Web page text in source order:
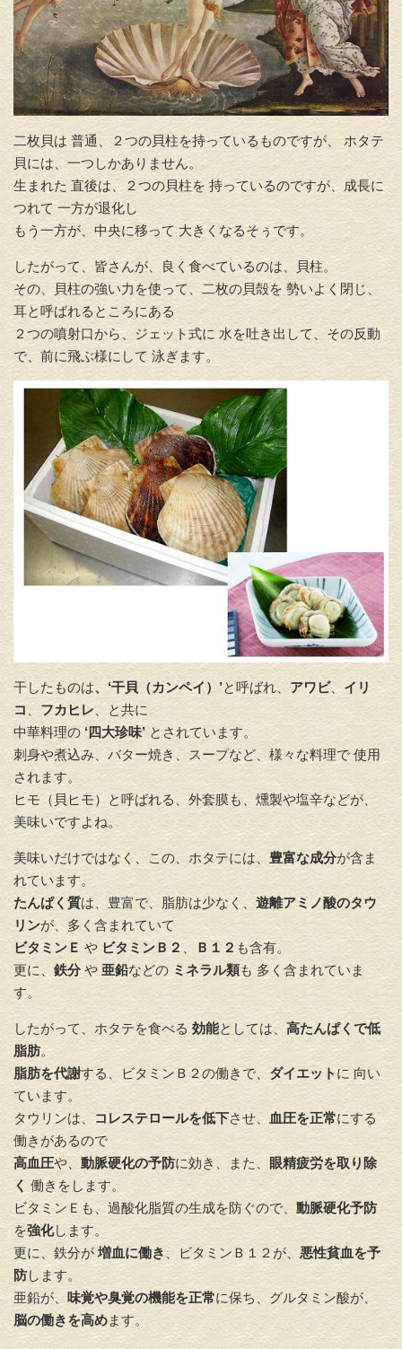
二枚貝は 普通、２つの貝柱を持っているものですが、 ホタテ
貝には、一つしかありません。
生まれた 直後は、２つの貝柱を 持っているのですが、成長に
つれて 一方が退化し
もう一方が、中央に移って 大きくなるそぅです。
したがって、皆さんが、良く食べているのは、貝柱。
その、貝柱の強い力を使って、二枚の貝殻を 勢いよく閉じ、
耳と呼ばれるところにある
２つの噴射口から、ジェット式に 水を吐き出して、その反動
で、前に飛ぶ様にして 泳ぎます。
干したものは、‘干貝（カンペイ）’と呼ばれ、 アワビ、 イリ
コ、 フカヒレ 、と共に
中華料理の ‘四大珍味’ とされています。
刺身や煮込み、バター焼き、スープなど、様々な料理で 使用
されます。
ヒモ（貝ヒモ）と呼ばれる、外套膜も、燻製や塩辛などが、
美味いですよね。
美味いだけではなく、この、ホタテには、 豊富な成分が含ま
れています。
たんぱく質は、豊富で、脂肪は少なく、 遊離アミノ酸のタウ
リンが、多く含まれていて
ビタミンＥ や ビタミンＢ２ 、 Ｂ１２ も含有。
更に、 鉄分 や 亜鉛などの ミネラル類も 多く含まれていま
す。
したがって、ホタテを食べる効能としては、 高たんぱくで低
脂肪。
脂肪を代謝する、ビタミンＢ２の働きで、 ダイエットに 向い
ています。
タウリンは、コレステロールを低下させ、 血圧を正常にする
働きがあるので
高血圧や、 動脈硬化の予防に効き、また、 眼精疲労を取り除
く 働きをします。
ビタミンＥも、過酸化脂質の生成を防ぐので、 動脈硬化予防
を強化します。
更に、鉄分が 増血に働き 、ビタミンＢ１２が、悪性貧血を予
防します。
亜鉛が、 味覚や臭覚の機能を正常に保ち、グルタミン酸が、
脳の働きを高めます。